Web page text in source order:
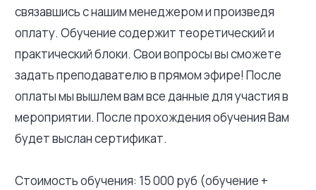
связавшись с нашим менеджером и произведя
оплату. Обучение содержит теоретический и
практический блоки. Свои вопросы вы сможете
задать преподавателю в прямом эфире! После
оплаты мы вышлем вам все данные для участия в
мероприятии. После прохождения обучения Вам
будет выслан сертификат.
Стоимость обучения: 15 000 руб (обучение +